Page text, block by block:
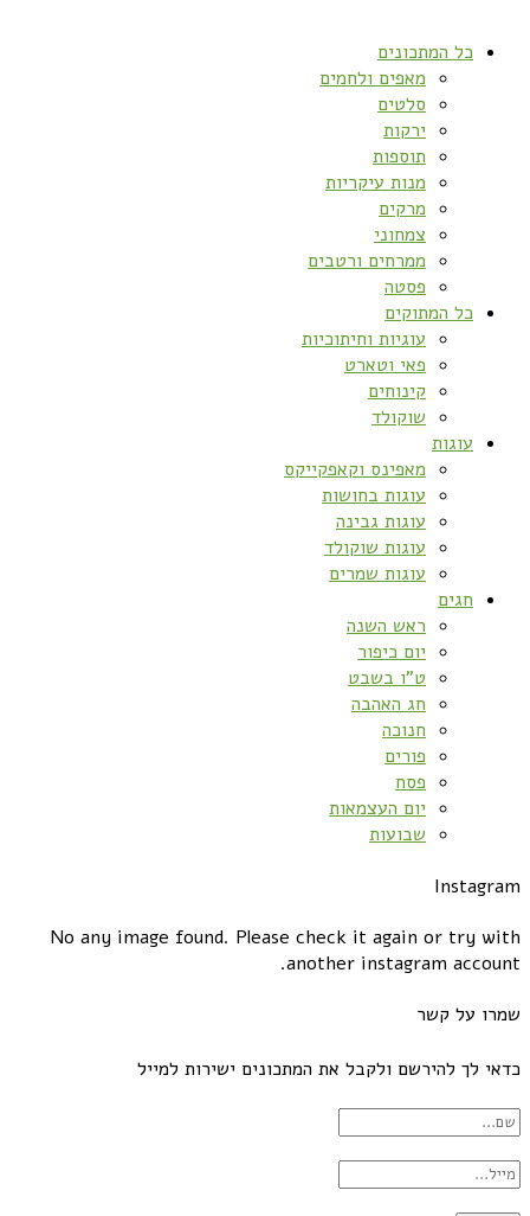
כל המתכונים
מאפים ולחמים
סלטים
ירקות
תוספות
מנות עיקריות
מרקים
צמחוני
ממרחים ורטבים
פסטה
כל המתוקים
עוגיות וחיתוכיות
פאי וטארט
קינוחים
שוקולד
עוגות
מאפינס וקאפקייקס
עוגות בחושות
עוגות גבינה
עוגות שוקולד
עוגות שמרים
חגים
ראש השנה
יום כיפור
ט”ו בשבט
חג האהבה
חנוכה
פורים
פסח
יום העצמאות
שבועות
Instagram
No any image found. Please check it again or try with
another instagram account.
שמרו על קשר
כדאי לך להירשם ולקבל את המתכונים ישירות למייל